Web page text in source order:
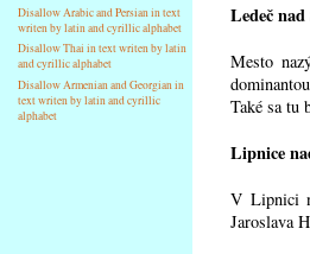
Disallow Arabic and Persian in text
writen by latin and cyrillic alphabet
Disallow Thai in text writen by latin
and cyrillic alphabet
Disallow Armenian and Georgian in
text writen by latin and cyrillic
alphabet
Ledeč nad
Mesto
Také sa tu
Lipnice
V Lipnici
Jaroslava